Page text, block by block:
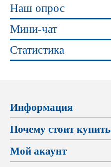
Наш опрос
Мини-чат
Статистика
Информация
Почему стоит купить
Мой акаунт